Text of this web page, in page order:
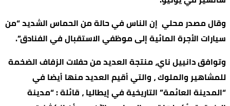
وقال مصدر محلي إن الناس في حالة من الحماس الشديد “من
سيارات الأجرة المائية إلى موظفي الاستقبال في الفنادق”.
وتوافق دانييل ناي، منتجة العديد من حفلات الزفاف الضخمة
للمشاهير والملوك ، والتي أقيم العديد منها أيضا في
“المدينة العائمة” التاريخية في إيطاليا ، قائلة : “مدينة